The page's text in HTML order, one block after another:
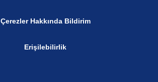
Çerezler Hakkında Bildirim
Erişilebilirlik